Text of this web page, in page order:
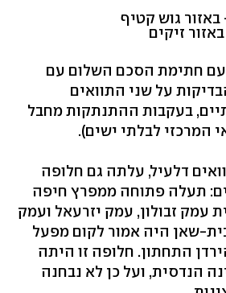
באזור גוש קטיף
זיקים
עם חתימת הסכם השלום עם
על שני התוואים
בעקבות ההתנתקות מחבל
המרכזי לבלתי ישים).
דלעיל, עלתה גם חלופה
תעלה פתוחה ממפרץ חיפה
עמק זבולון, עמק יזרעאל ועמק
בית-שאן היה אמור לקום מפעל
התחתון. חלופה זו היתה
הנדסית, ועל כן לא נבחנה